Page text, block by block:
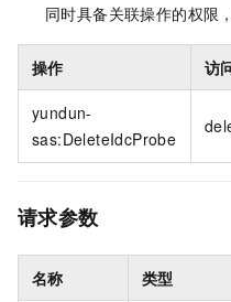
同时具备关联操作的权限
操作 访
yundun-
sas:DeleteIdcProbe
请求参数
名称 类型